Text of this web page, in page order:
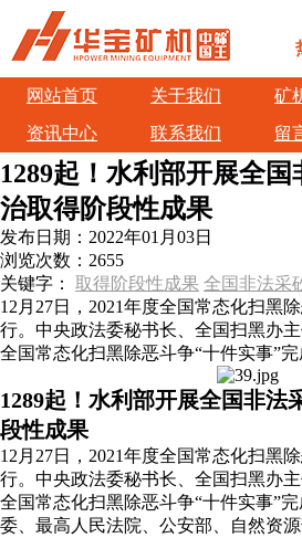
网站首页 关于我们 矿
资讯中心
联系我们 留
1289起！水利部开展全
治取得阶段性成果
发布日期： 2022年01月03日
浏览次数： 2655
关键字： 取得阶段性成果 全国非法采
12月27日，2021年度全国常态化扫黑
行。中央政法委秘书长、全国扫黑办
全国常态化扫黑除恶斗争“十件实事”完
1289起！水利部开展全国非法
段性成果
12月27日，2021年度全国常态化扫黑
行。中央政法委秘书长、全国扫黑办
全国常态化扫黑除恶斗争“十件实事”
委、最高人民法院、公安部、自然资